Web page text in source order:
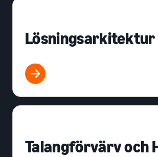
Lösningsarkitektur
Talangförvärv och